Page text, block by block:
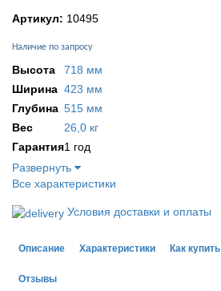
Артикул: 10495
Наличие по запросу
Высота
718 мм
Ширина 423 мм
Глубина 515 мм
Вес
26,0 кг
Гарантия1 год
Развернуть
Все характеристики
Условия доставки и оплаты
Описание Характеристики Как купить
Отзывы